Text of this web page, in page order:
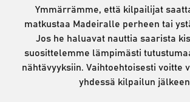
Ymmärrämme, että kilpailijat
matkustaa Madeiralle perheen tai
Jos he haluavat nauttia saarista
suosittelemme lämpimästi
nähtävyyksiin. Vaihtoehtoisesti voitte
yhdessä kilpailun